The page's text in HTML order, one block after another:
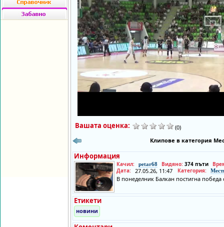
Вашата оценка:
(0)
Клипове в категория
Информация
Качил: petar68 Видяно: 374 пъти
Дата: 27.05.26, 11:47 Категория:
В понеделник Балкан постигна победа
Етикети
новини